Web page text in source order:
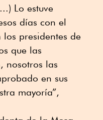
Lo estuve
días con el
presidentes de
que las
nosotros las
en sus
mayoría”,